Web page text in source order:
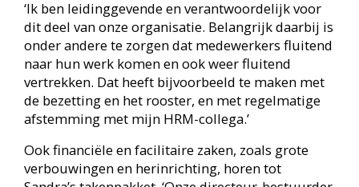
gebouw is nu nog ons eigendom, maar in
verband met de wijziging van het
bestemmingsplan kan dit veranderen. We weten
nog niet eens of we gaan verbouwen of verhuizen,
maar dát er iets gaat gebeuren, staat vast. Leuk
leuk!’, zegt ze enthousiast. ‘Samen met een
groepje collega’s ben ik al gestart met het
invullen van een zogenoemd bidboek met onze
wensen. Iedereen kon, in groepjes, zijn/haar
droomwereld van een nieuwe bibliotheek
inbrengen. Dat heeft geleid tot een wensbeeld van
de (mogelijke) nieuwe bibliotheek in Putten.’